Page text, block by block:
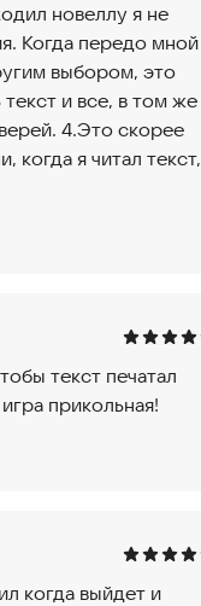
новеллу я не
Когда передо мной
выбором, это
и все, в том же
4.Это скорее
я читал текст,
текст печатал
прикольная!
когда выйдет и